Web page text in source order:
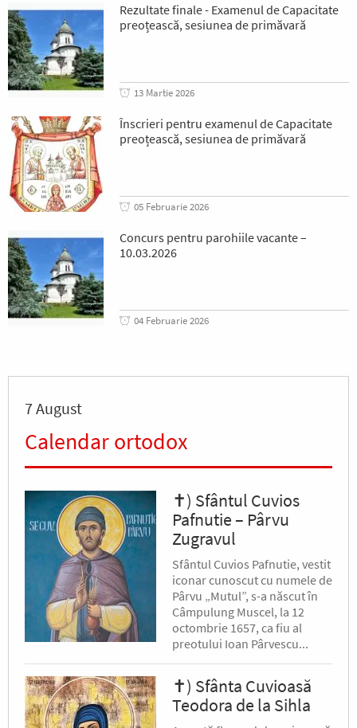
Rezultate finale - Examenul de Capacitate
preoțească, sesiunea de primăvară
13 Martie 2026
Înscrieri pentru examenul de Capacitate
preoțească, sesiunea de primăvară
05 Februarie 2026
Concurs pentru parohiile vacante –
10.03.2026
04 Februarie 2026
7 August
Calendar ortodox
✝) Sfântul Cuvios
Pafnutie – Pârvu
Zugravul
Sfântul Cuvios Pafnutie, vestit
iconar cunoscut cu numele de
Pârvu „Mutul”, s-a născut în
Câmpulung Muscel, la 12
octombrie 1657, ca fiu al
preotului Ioan Pârvescu...
✝) Sfânta Cuvioasă
Teodora de la Sihla